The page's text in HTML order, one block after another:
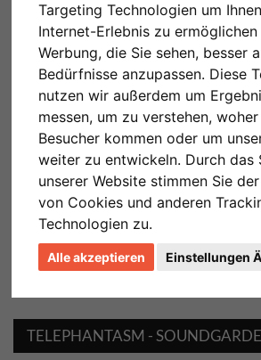
Targeting Technologien um
Internet-Erlebnis zu
Werbung, die Sie sehen, besser
Bedürfnisse anzupassen. Diese
nutzen wir außerdem um
messen, um zu verstehen,
Besucher kommen oder um
weiter zu entwickeln. Durch das
unserer Website stimmen Sie
von Cookies und anderen
Technologien zu.
Alle akzeptieren Einstellungen
TELEPHANTASM -